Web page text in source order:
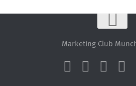
Datenschutz – ganz einfach!
Datenschutzerklärung
Marketing Club